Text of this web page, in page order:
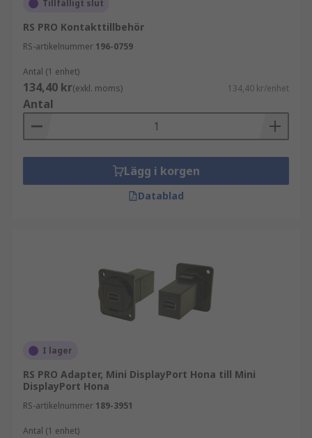
Tillfälligt slut
RS PRO Kontakttillbehör
RS-artikelnummer 196-0759
Antal (1 enhet)
134,40 kr(exkl. moms) 134,40 kr/enhet
Antal
Lägg i korgen
Datablad
I lager
RS PRO Adapter, Mini DisplayPort Hona till Mini
DisplayPort Hona
RS-artikelnummer 189-3951
Antal (1 enhet)